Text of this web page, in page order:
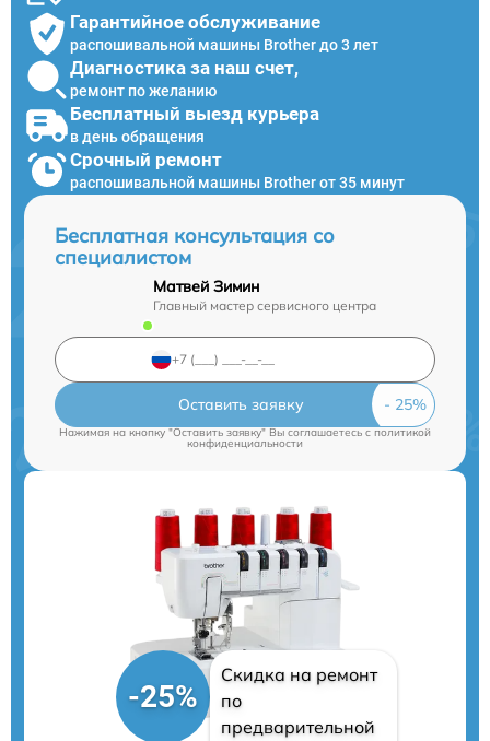
Гарантийное обслуживание
распошивальной машины Brother до 3 лет
Диагностика за наш счет,
ремонт по желанию
Бесплатный выезд курьера
в день обращения
Срочный ремонт
распошивальной машины Brother от 35 минут
Бесплатная консультация со
специалистом
Матвей Зимин
Главный мастер сервисного центра
Оставить заявку
Нажимая на кнопку "Оставить заявку" Вы соглашаетесь cполитикой
конфиденциальности
-25%
Скидка на ремонт
по
предварительной